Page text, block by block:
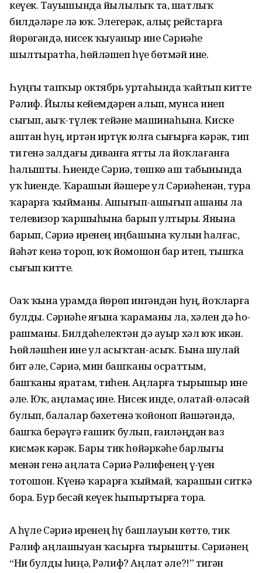
кеүек. Тауышында йылылыҡ та, шатлыҡ
билдәләре лә юҡ. Элегерәк, алыҫ рейстарға
йөрөгәндә, нисек ҡыуаныр ине Сәриәһе
шылтыратһа, һөйләшеп һүҙе бөтмәй ине.
Һуңғы тапҡыр октябрь уртаһын­да ҡайтып китте
Рәлиф. Йылы кейемдәрен алып, мунса инеп
сығып, аҙыҡ-түлек тейәне машина­һына. Киске
аштан һуң, иртән иртүк юлға сығырға кәрәк, тип
тиҙ генә залдағы диванға ятты ла йоҡла­ғанға
һалышты. Һиҙенде Сәриә, төшкө аш табынында
уҡ һиҙенде. Ҡарашын йәшерҙе ул Сәриәһенән, тура
ҡарарға ҡыйманы. Ашығып-ашығып ашаны ла
телевизор ҡаршыһына барып ултырҙы. Янына
барып, Сәриә иренең иңбашына ҡулын һалғас,
йәһәт кенә тороп, юҡ йомошон бар итеп, тышҡа
сығып китте.
Оҙаҡ ҡына урамда йөрөп ингән­дән һуң, йоҡларға
булды. Сәриәһе яғына ҡараманы ла, хәлен дә һо­
раш­маны. Билдәһеҙлектән дә ауыр хәл юҡ икән.
Һөйләшһен ине ул асыҡ­тан-асыҡ. Бына шулай
бит әле, Сәриә, мин башҡаны осраттым,
башҡаны яратам, тиһен. Аңларға тырышыр ине
әле. Юҡ, аңламаҫ ине. Нисек инде, олатай-өләсәй
булып, балалар бәхетенә ҡойоноп йәшәгәндә,
башҡа берәүгә ғашиҡ булып, ғаиләңдән ваз
кисмәк кәрәк. Бары тик һөйәркәһе барлығы
менән генә аңлата Сәриә Рәлифе­нең үҙ-үҙен
тотошон. Күҙенә ҡа­рарға ҡыймай, ҡарашын ситкә
бора. Бур бесәй кеүек һыпыртырға тора.
Аҙ һүҙле Сәриә иренең һүҙ башлауын көттө, тик
Рәлиф аңла­шыу­ҙан ҡасырға тырышты. Сәриә­нең
“Ни булды һиңә, Рәлиф? Аңлат әле?!” тигән